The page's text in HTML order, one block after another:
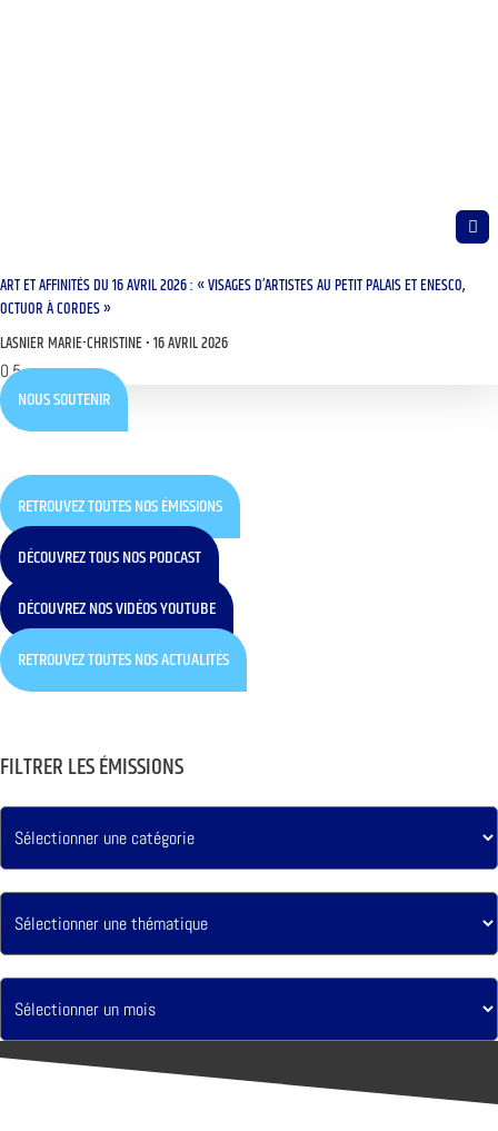
ART ET AFFINITÉS DU 16 AVRIL 2026 : « VISAGES D’ARTISTES AU PETIT PALAIS ET ENESCO,
OCTUOR À CORDES »
LASNIER MARIE-CHRISTINE 16 AVRIL 2026
NOUS SOUTENIR
RETROUVEZ TOUTES NOS ÉMISSIONS
DÉCOUVREZ TOUS NOS PODCAST
DÉCOUVREZ NOS VIDÉOS YOUTUBE
RETROUVEZ TOUTES NOS ACTUALITÉS
FILTRER LES ÉMISSIONS